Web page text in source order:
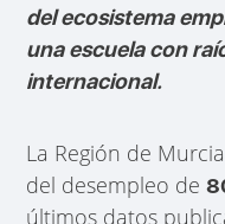
del ecosistema
una escuela con
internacional.
La Región de
del desempleo de
últimos datos